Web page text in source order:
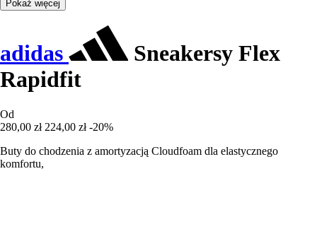
Pokaż więcej
adidas
Sneakersy Flex
Rapidfit
Od
280,00 zł 224,00 zł -20%
Buty do chodzenia z amortyzacją Cloudfoam dla elastycznego
komfortu,